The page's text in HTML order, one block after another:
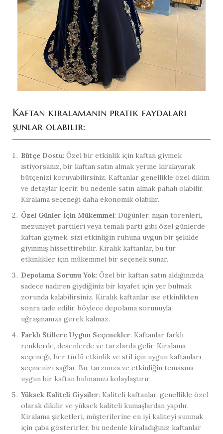
Kaftan kiralamanın pratik faydaları
şunlar olabilir:
Bütçe Dostu: Özel bir etkinlik için kaftan giymek
istiyorsanız, bir kaftan satın almak yerine kiralayarak
bütçenizi koruyabilirsiniz. Kaftanlar genellikle özel dikim
ve detaylar içerir, bu nedenle satın almak pahalı olabilir.
Kiralama seçeneği daha ekonomik olabilir.
Özel Günler İçin Mükemmel: Düğünler, nişan törenleri,
mezuniyet partileri veya temalı parti gibi özel günlerde
kaftan giymek, sizi etkinliğin ruhuna uygun bir şekilde
giyinmiş hissettirebilir. Kiralık kaftanlar, bu tür
etkinlikler için mükemmel bir seçenek sunar.
Depolama Sorunu Yok: Özel bir kaftan satın aldığınızda,
sadece nadiren giydiğiniz bir kıyafet için yer bulmak
zorunda kalabilirsiniz. Kiralık kaftanlar ise etkinlikten
sonra iade edilir, böylece depolama sorunuyla
uğraşmanıza gerek kalmaz.
Farklı Stillere Uygun Seçenekler: Kaftanlar farklı
renklerde, desenlerde ve tarzlarda gelir. Kiralama
seçeneği, her türlü etkinlik ve stil için uygun kaftanları
seçmenizi sağlar. Bu, tarzınıza ve etkinliğin temasına
uygun bir kaftan bulmanızı kolaylaştırır.
Yüksek Kaliteli Giysiler: Kaliteli kaftanlar, genellikle özel
olarak dikilir ve yüksek kaliteli kumaşlardan yapılır.
Kiralama şirketleri, müşterilerine en iyi kaliteyi sunmak
için çaba gösterirler, bu nedenle kiraladığınız kaftanlar